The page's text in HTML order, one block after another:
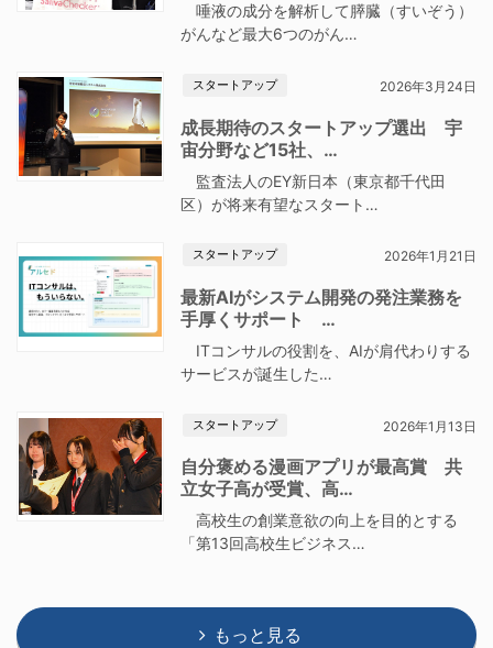
唾液の成分を解析して膵臓（すいぞう）
がんなど最大6つのがん…
スタートアップ 2026年3月24日
成長期待のスタートアップ選出 宇
宙分野など15社、…
監査法人のEY新日本（東京都千代田
区）が将来有望なスタート…
スタートアップ 2026年1月21日
最新AIがシステム開発の発注業務を
手厚くサポート …
ITコンサルの役割を、AIが肩代わりする
サービスが誕生した…
スタートアップ 2026年1月13日
自分褒める漫画アプリが最高賞 共
立女子高が受賞、高…
高校生の創業意欲の向上を目的とする
「第13回高校生ビジネス…
もっと見る